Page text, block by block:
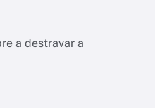
a destravar a